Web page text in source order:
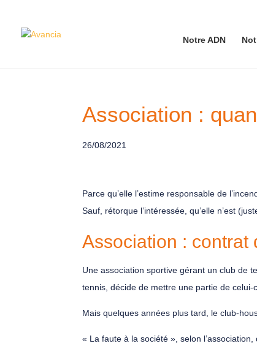
Notre ADN
Association :
26/08/2021
Parce qu’elle l’estime responsable de
Sauf, rétorque l’intéressée, qu’elle n’est
Association : contrat
Une association sportive gérant un club de
tennis, décide de mettre une partie de celui-
Mais quelques années plus tard, le club-
« La faute à la société », selon